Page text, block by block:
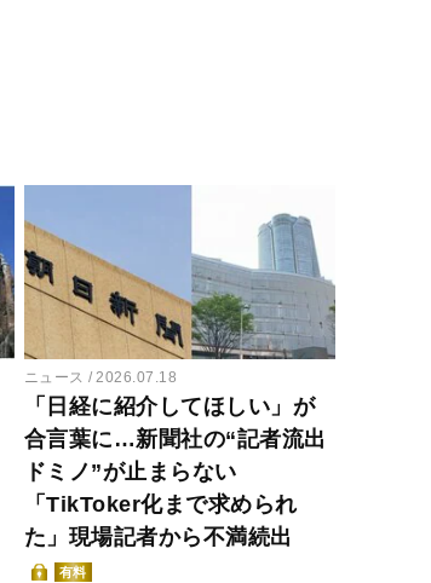
ニュース 2026.07.18
「日経に紹介してほしい」が
合言葉に…新聞社の“記者流出
ドミノ”が止まらない
「TikToker化まで求められ
た」現場記者から不満続出
有料